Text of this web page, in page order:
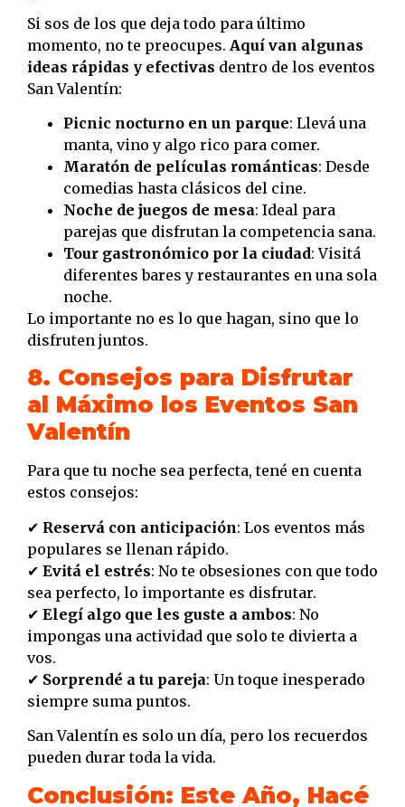
Si sos de los que deja todo para último
momento, no te preocupes. Aquí van algunas
ideas rápidas y efectivas dentro de los eventos
San Valentín:
Picnic nocturno en un parque: Llevá una
manta, vino y algo rico para comer.
Maratón de películas románticas: Desde
comedias hasta clásicos del cine.
Noche de juegos de mesa: Ideal para
parejas que disfrutan la competencia sana.
Tour gastronómico por la ciudad: Visitá
diferentes bares y restaurantes en una sola
noche.
Lo importante no es lo que hagan, sino que lo
disfruten juntos.
8. Consejos para Disfrutar
al Máximo los Eventos San
Valentín
Para que tu noche sea perfecta, tené en cuenta
estos consejos:
✔ Reservá con anticipación: Los eventos más
populares se llenan rápido.
✔ Evitá el estrés: No te obsesiones con que todo
sea perfecto, lo importante es disfrutar.
✔ Elegí algo que les guste a ambos: No
impongas una actividad que solo te divierta a
vos.
✔ Sorprendé a tu pareja: Un toque inesperado
siempre suma puntos.
San Valentín es solo un día, pero los recuerdos
pueden durar toda la vida.
Conclusión: Este Año, Hacé